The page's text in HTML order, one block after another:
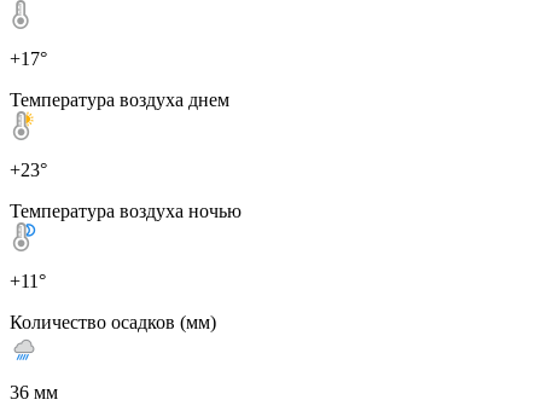
+17°
Температура воздуха днем
+23°
Температура воздуха ночью
+11°
Количество осадков (мм)
36 мм